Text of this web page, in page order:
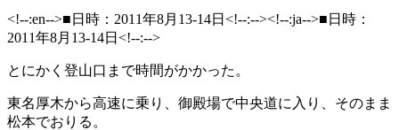
<!--:en-->■日時：2011年8月13-14日<!--:--><!--:ja-->■日時：
2011年8月13-14日<!--:-->
とにかく登山口まで時間がかかった。
東名厚木から高速に乗り、御殿場で中央道に入り、そのまま
松本でおりる。